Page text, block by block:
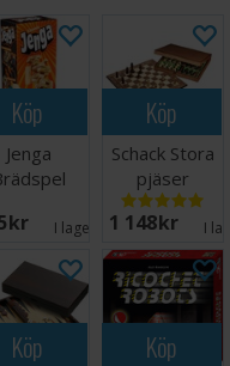
Köp
Jenga
I lager:
Köp
Schack Stora
pjäser
Turnering
49cm
1 148 SEK I
Köp Köp